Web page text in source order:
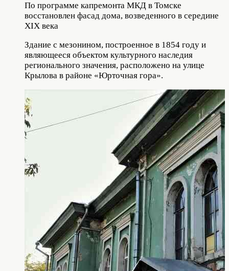
По программе капремонта МКД в Томске
восстановлен фасад дома, возведенного в середине
XIX века
Здание с мезонином, построенное в 1854 году и
являющееся объектом культурного наследия
регионального значения, расположено на улице
Крылова в районе «Юрточная гора».